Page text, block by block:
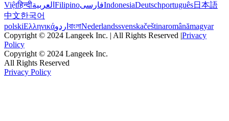
Việtहिन्दीالعربية FilipinoفارسیIndonesiaDeutschportuguês日本語
中文한국어
polskiΕλληνικάاردو বাংলাNederlandssvenskačeštinaromânămagyar
Copyright © 2024 Langeek Inc. | All Rights Reserved |Privacy
Policy
Copyright © 2024 Langeek Inc.
All Rights Reserved
Privacy Policy